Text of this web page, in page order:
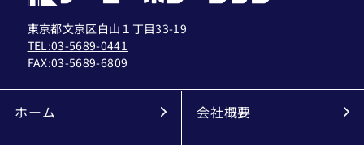
東京都文京区白山１丁目33-19
TEL:03-5689-0441
FAX:03-5689-6809
ホーム 会社概要